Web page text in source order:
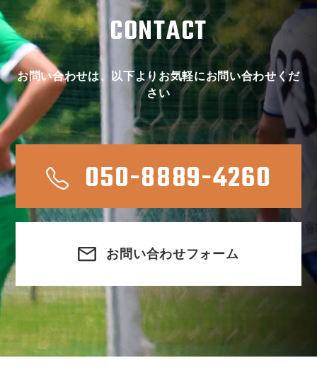
CONTACT
お問い合わせは、以下よりお気軽にお問い合わせくだ
さい
050-8889-4260
お問い合わせフォーム